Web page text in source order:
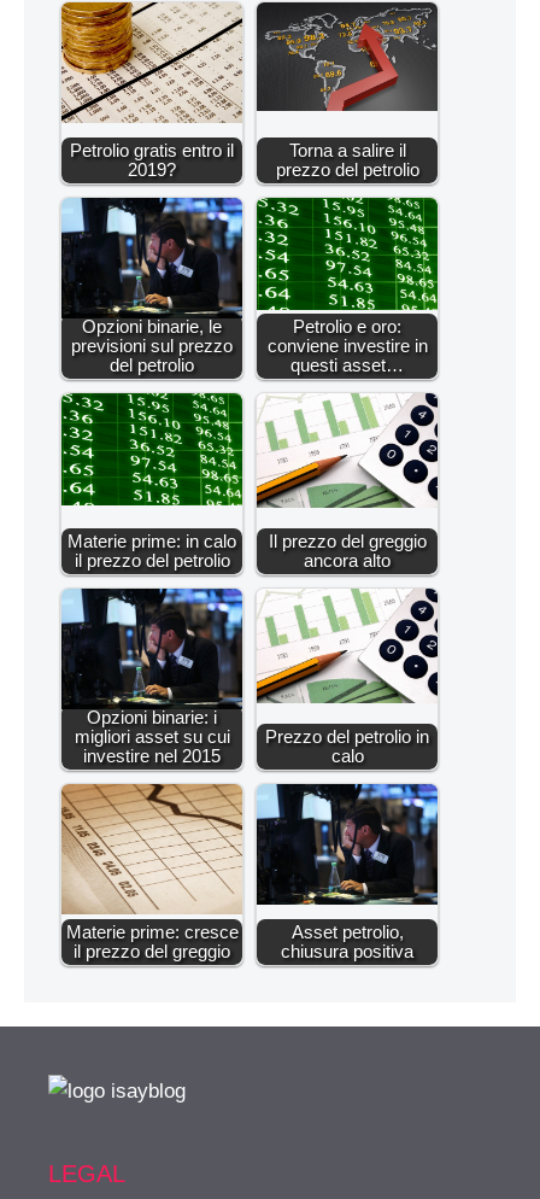
Petrolio gratis entro il
2019?
Torna a salire il
prezzo del petrolio
Opzioni binarie, le
previsioni sul prezzo
del petrolio
Petrolio e oro:
conviene investire in
questi asset…
Materie prime: in calo
il prezzo del petrolio
Il prezzo del greggio
ancora alto
Opzioni binarie: i
migliori asset su cui
investire nel 2015
Prezzo del petrolio in
calo
Materie prime: cresce
il prezzo del greggio
Asset petrolio,
chiusura positiva
LEGAL